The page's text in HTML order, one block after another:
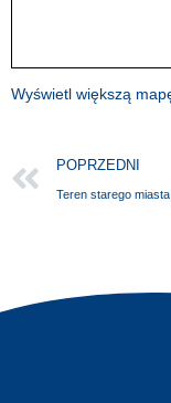
Wyświetl większą
POPRZEDNI
Teren starego miasta